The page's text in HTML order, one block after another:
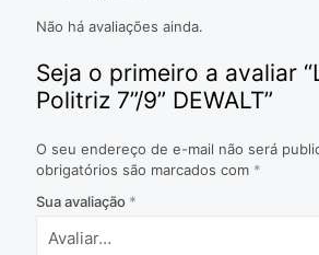
Não há avaliações ainda.
Seja o primeiro a avaliar
Politriz 7”/9” DEWALT”
O seu endereço de e-mail não será
obrigatórios são marcados com *
Sua avaliação *